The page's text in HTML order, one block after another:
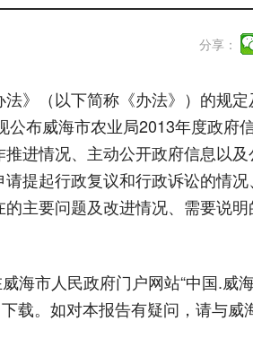
分享：
》（以下简称《办法》）的规定
布威海市农业局2013年度政府
进情况、主动公开政府信息以
提起行政复议和行政诉讼的情
主要问题及改进情况、需要说明
市人民政府门户网站“中国.威
载。如对本报告有疑问，请与威